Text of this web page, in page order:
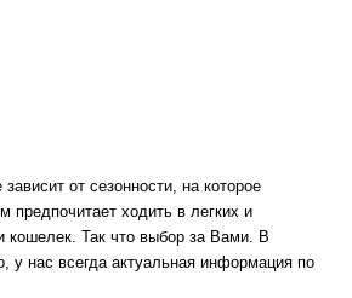
зависит от сезонности, на которое
предпочитает ходить в легких и
кошелек. Так что выбор за Вами. В
у нас всегда актуальная информация по